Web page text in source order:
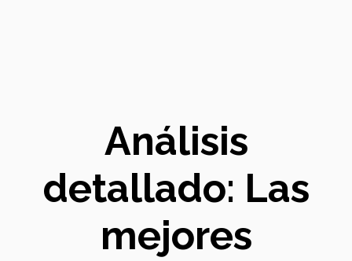
Análisis
detallado: Las
mejores